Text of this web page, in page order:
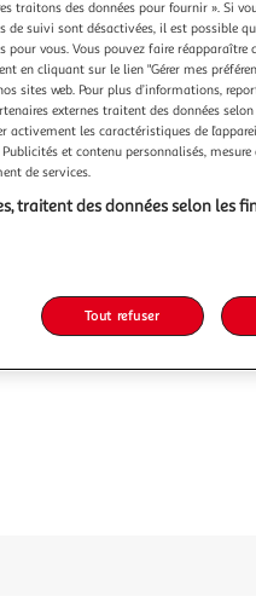
-24
16,99€
dont
traitons des données pour fournir ». Si
de suivi sont désactivées, il est possible
vous. Vous pouvez faire réapparaître
en cliquant sur le lien "Gérer mes
sites web. Pour plus d’informations,
externes traitent des données
les caractéristiques de
et contenu personnalisés, mesure
de services.
traitent des données selon les
Tout refuser